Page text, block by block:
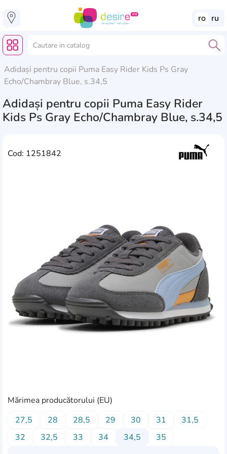
ro ru
Adidași pentru copii Puma Easy Rider Kids Ps Gray
Echo/Chambray Blue, s.34,5
Adidași pentru copii Puma Easy Rider
Kids Ps Gray Echo/Chambray Blue, s.34,5
Cod: 1251842
Mărimea producătorului (EU)
27,5
28 28,5 29 30 31
31,5
32
32,5 33 34 34,5 35